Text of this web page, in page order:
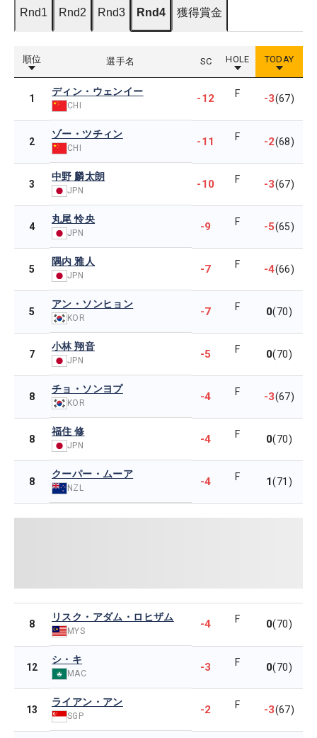
Rnd1 Rnd2 Rnd3 Rnd4 獲得賞金
順位 選手名 SC HOLE TODAY
1
ディン・ウェンイー
CHI
-12 F -3(67)
2
ゾー・ツチィン
CHI -11 F -2(68)
3
中野 麟太朗
JPN -10 F -3(67)
4
丸尾 怜央
JPN -9 F -5(65)
5
隅内 雅人
JPN -7 F -4(66)
5
アン・ソンヒョン
KOR -7 F 0(70)
7
小林 翔音
JPN -5 F 0(70)
8
チョ・ソンヨプ
KOR -4 F -3(67)
8
福住 修
JPN -4 F 0(70)
8
クーパー・ムーア
NZL -4 F 1(71)
8
リスク・アダム・ロヒザム
MYS
-4 F 0(70)
12
シ・キ
MAC -3 F 0(70)
13
ライアン・アン
SGP -2 F -3(67)